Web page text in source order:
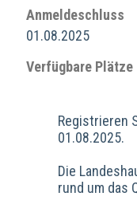
Anmeldeschluss
01.08.2025
Verfügbare Plätze
Registrieren
01.08.2025.
Die
rund um das